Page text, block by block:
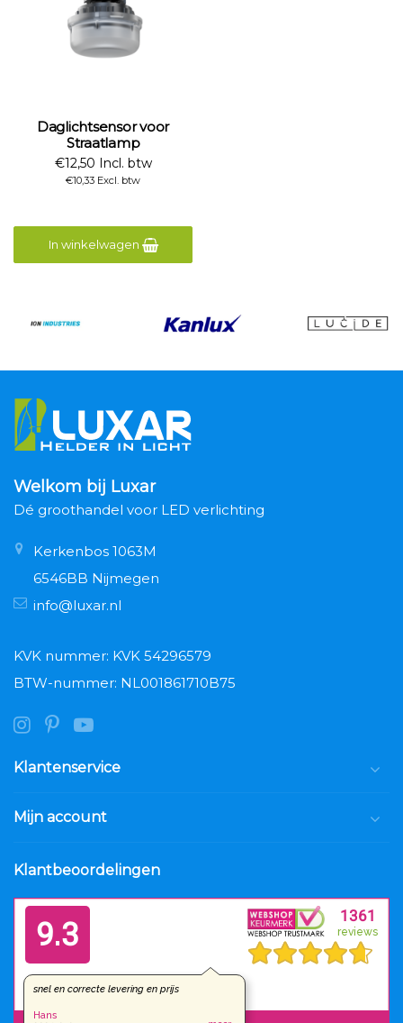
Daglichtsensor voor
Straatlamp
€12,50 Incl. btw
€10,33 Excl. btw
In winkelwagen
Welkom bij Luxar
Dé groothandel voor LED verlichting
Kerkenbos 1063M
6546BB Nijmegen
info@luxar.nl
KVK nummer: KVK 54296579
BTW-nummer: NL001861710B75
Klantenservice
Mijn account
Klantbeoordelingen